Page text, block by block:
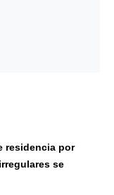
residencia por
se